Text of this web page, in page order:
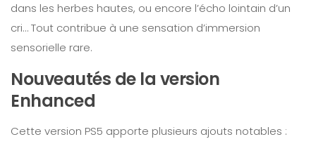
dans les herbes hautes, ou encore l’écho lointain d’un
cri… Tout contribue à une sensation d’immersion
sensorielle rare.
Nouveautés de la version
Enhanced
Cette version PS5 apporte plusieurs ajouts notables :